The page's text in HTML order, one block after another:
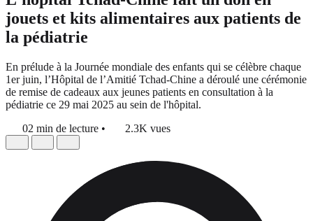
jouets et kits alimentaires aux patients de
la pédiatrie
En prélude à la Journée mondiale des enfants qui se célèbre chaque
1er juin, l’Hôpital de l’Amitié Tchad-Chine a déroulé une cérémonie
de remise de cadeaux aux jeunes patients en consultation à la
pédiatrie ce 29 mai 2025 au sein de l'hôpital.
02 min de lecture • 2.3K vues